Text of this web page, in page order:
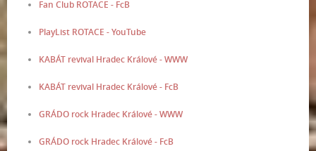
Fan Club ROTACE - FcB
PlayList ROTACE - YouTube
KABÁT revival Hradec Králové - WWW
KABÁT revival Hradec Králové - FcB
GRÁDO rock Hradec Králové - WWW
GRÁDO rock Hradec Králové - FcB